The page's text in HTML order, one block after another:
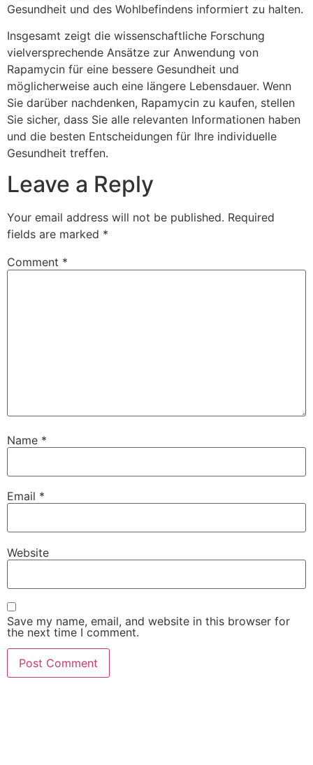
Gesundheit und des Wohlbefindens informiert zu halten.
Insgesamt zeigt die wissenschaftliche Forschung
vielversprechende Ansätze zur Anwendung von
Rapamycin für eine bessere Gesundheit und
möglicherweise auch eine längere Lebensdauer. Wenn
Sie darüber nachdenken, Rapamycin zu kaufen, stellen
Sie sicher, dass Sie alle relevanten Informationen haben
und die besten Entscheidungen für Ihre individuelle
Gesundheit treffen.
Leave a Reply
Your email address will not be published. Required
fields are marked *
Comment *
Name *
Email *
Website
Save my name, email, and website in this browser for
the next time I comment.